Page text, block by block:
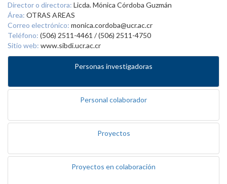
Director o directora: Licda. Mónica Córdoba Guzmán
Área: OTRAS AREAS
Correo electrónico: monica.cordoba@ucr.ac.cr
Teléfono: (506) 2511-4461 / (506) 2511-4750
Sitio web: www.sibdi.ucr.ac.cr
Personas investigadoras
Personal colaborador
Proyectos
Proyectos en colaboración